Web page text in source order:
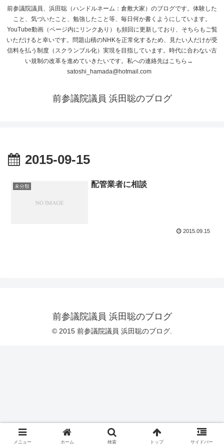
前参議院議員、浜田聡（ハンドルネーム：倉敷大家）のブログです。体験した
こと、気づいたこと、勉強したこと等、毎日何か書くようにしています。
YouTube動画（ページ内にリンクあり）も頻回に更新しており、そちらもご覧
いただけると幸いです。問題山積のNHKを正常化するため、見たい人だけが受
信料を払う制度（スクランブル化）実現を目指しています。時代に合わない古
い規制の改革を進めていきたいです。私への連絡先はこちら→
satoshi_hamada@hotmail.com
前参議院議員 浜田聡のブログ
2015-09-15
未分類 配管業者に相談
2015.09.15
前参議院議員 浜田聡のブログ
© 2015 前参議院議員 浜田聡のブログ.
メニュー ホーム 検索 トップ サイドバー